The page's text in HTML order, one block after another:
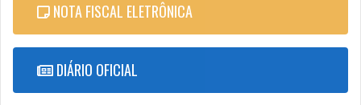
NOTA FISCAL ELETRÔNICA
DIÁRIO OFICIAL